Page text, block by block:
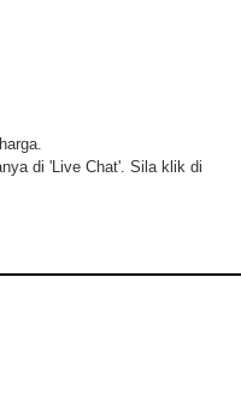
di 'Live Chat'. Sila klik di